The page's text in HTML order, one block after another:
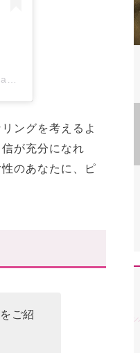
ングを考えるよ
が充分になれ
のあなたに、ピ
ご紹